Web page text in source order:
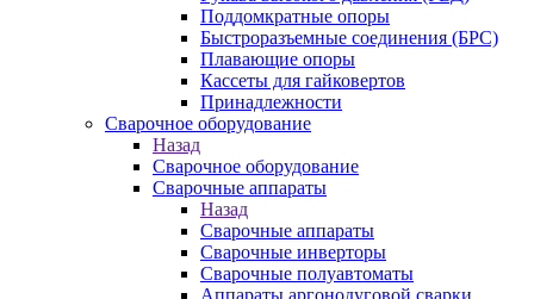
Поддомкратные опоры
Быстроразъемные соединения (БРС)
Плавающие опоры
Кассеты для гайковертов
Принадлежности
Сварочное оборудование
Назад
Сварочное оборудование
Сварочные аппараты
Назад
Сварочные аппараты
Сварочные инверторы
Сварочные полуавтоматы
Аппараты аргонодуговой сварки